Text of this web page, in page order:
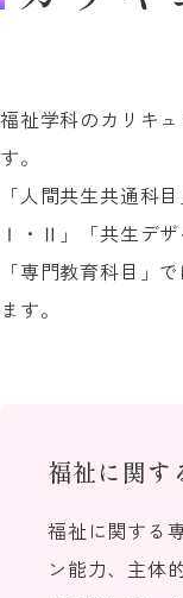
福祉学科のカリキ
す。
「人間共生共通
Ⅰ・Ⅱ」「共生デザ
「専門教育科目」
ます。
福祉に関す
福祉に関する
ン能力、主体